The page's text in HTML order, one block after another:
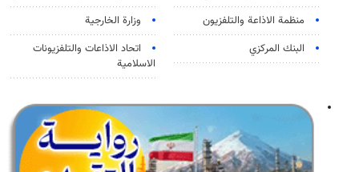
منظمة الاذاعة والتلفزیون
وزارة الخارجية
البنك المركزي
اتحاد الاذاعات والتلفزيونات
الاسلامية